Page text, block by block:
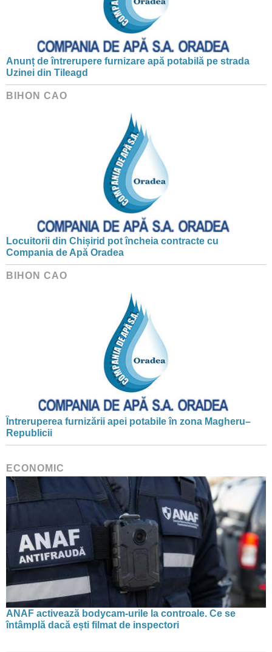
Anunț de întrerupere furnizare apă potabilă pe strada
Uzinei din Tileagd
BIHON CAO
Locuitorii din Chișirid pot încheia contracte cu
Compania de Apă Oradea
BIHON CAO
Întreruperea furnizării apei potabile în zona Magheru–
Republicii
ECONOMIC
ANAF activează bodycam-urile la controale. Ce se
întâmplă dacă ești filmat de inspectori